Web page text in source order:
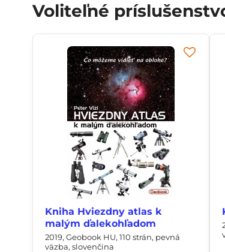
Voliteľné
Kniha Hviezdny atlas k
malým ďalekohľadom
2019, Geobook HU, 110 strán, pevná
väzba, slovenčina